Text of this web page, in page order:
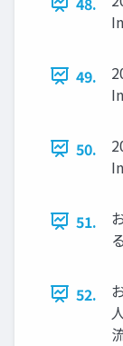
49.
50.
51.
52.